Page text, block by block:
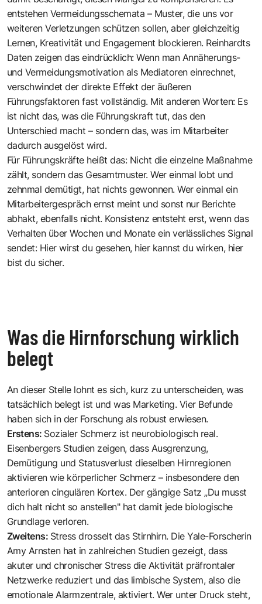
entstehen Vermeidungsschemata – Muster, die uns vor
weiteren Verletzungen schützen sollen, aber gleichzeitig
Lernen, Kreativität und Engagement blockieren. Reinhardts
Daten zeigen das eindrücklich: Wenn man Annäherungs-
und Vermeidungsmotivation als Mediatoren einrechnet,
verschwindet der direkte Effekt der äußeren
Führungsfaktoren fast vollständig. Mit anderen Worten: Es
ist nicht das, was die Führungskraft tut, das den
Unterschied macht – sondern das, was im Mitarbeiter
dadurch ausgelöst wird.
Für Führungskräfte heißt das: Nicht die einzelne Maßnahme
zählt, sondern das Gesamtmuster. Wer einmal lobt und
zehnmal demütigt, hat nichts gewonnen. Wer einmal ein
Mitarbeitergespräch ernst meint und sonst nur Berichte
abhakt, ebenfalls nicht. Konsistenz entsteht erst, wenn das
Verhalten über Wochen und Monate ein verlässliches Signal
sendet: Hier wirst du gesehen, hier kannst du wirken, hier
bist du sicher.
Was die Hirnforschung wirklich
belegt
An dieser Stelle lohnt es sich, kurz zu unterscheiden, was
tatsächlich belegt ist und was Marketing. Vier Befunde
haben sich in der Forschung als robust erwiesen.
Erstens: Sozialer Schmerz ist neurobiologisch real.
Eisenbergers Studien zeigen, dass Ausgrenzung,
Demütigung und Statusverlust dieselben Hirnregionen
aktivieren wie körperlicher Schmerz – insbesondere den
anterioren cingulären Kortex. Der gängige Satz „Du musst
dich halt nicht so anstellen" hat damit jede biologische
Grundlage verloren.
Zweitens: Stress drosselt das Stirnhirn. Die Yale-Forscherin
Amy Arnstenhat in zahlreichen Studien gezeigt, dass
akuter und chronischer Stress die Aktivität präfrontaler
Netzwerke reduziert und das limbische System, also die
emotionale Alarmzentrale, aktiviert. Wer unter Druck steht,